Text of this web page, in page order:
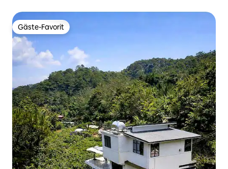
Gäste-Favorit
Gäste-Favorit